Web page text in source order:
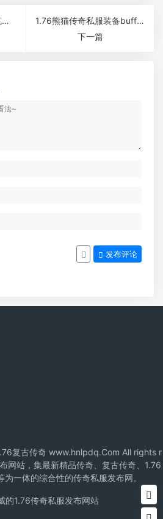
1.80里的职业是相生相克的吗
1.76熊猫传奇私服装备buff人生篇章
下一篇
发布评论
复古传奇 www.hnlpdq.Com All rights r
网站，集最新精品传奇、复古传奇、1.76
一体的综合性的传奇私服发布网。
的1.76传奇私服发布网站